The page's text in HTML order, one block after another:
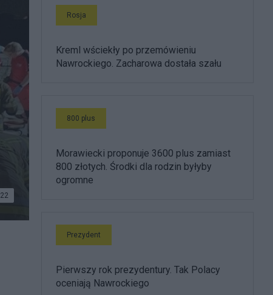
22
Rosja
Kreml wściekły po przemówieniu
Nawrockiego. Zacharowa dostała szału
800 plus
Morawiecki proponuje 3600 plus zamiast
800 złotych. Środki dla rodzin byłyby
ogromne
Prezydent
Pierwszy rok prezydentury. Tak Polacy
oceniają Nawrockiego